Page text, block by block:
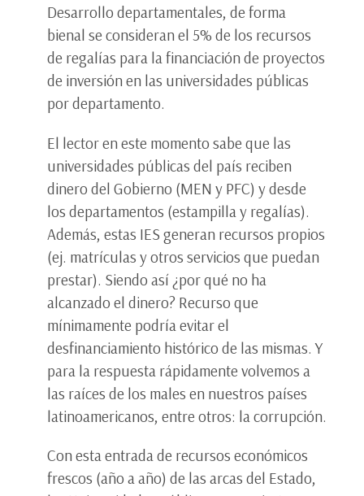
Desarrollo departamentales, de forma
bienal se consideran el 5% de los recursos
de regalías para la financiación de proyectos
de inversión en las universidades públicas
por departamento.
El lector en este momento sabe que las
universidades públicas del país reciben
dinero del Gobierno (MEN y PFC) y desde
los departamentos (estampilla y regalías).
Además, estas IES generan recursos propios
(ej. matrículas y otros servicios que puedan
prestar). Siendo así ¿por qué no ha
alcanzado el dinero? Recurso que
mínimamente podría evitar el
desfinanciamiento histórico de las mismas. Y
para la respuesta rápidamente volvemos a
las raíces de los males en nuestros países
latinoamericanos, entre otros: la corrupción.
Con esta entrada de recursos económicos
frescos (año a año) de las arcas del Estado,